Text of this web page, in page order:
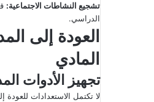
تشجيع النشاطات الاجتماعية:
الدراسي.
العودة إلى
المادي
تجهيز الأدوات
لا تكتمل الاستعدادات